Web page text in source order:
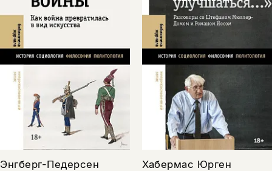
Энгберг-Педерсен
Хабермас Юрген